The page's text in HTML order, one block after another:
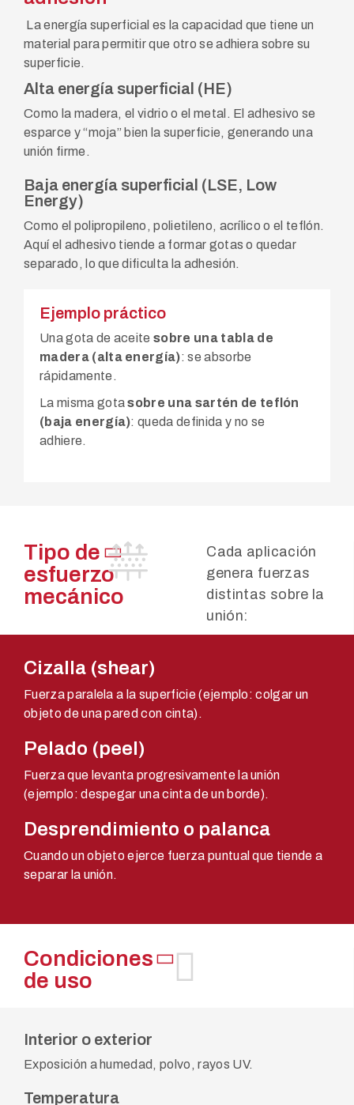
La energía superficial es la capacidad que tiene un
material para permitir que otro se adhiera sobre su
superficie.
Alta energía superficial (HE)
Como la madera, el vidrio o el metal. El adhesivo se
esparce y “moja” bien la superficie, generando una
unión firme.
Baja energía superficial (LSE, Low
Energy)
Como el polipropileno, polietileno, acrílico o el teflón.
Aquí el adhesivo tiende a formar gotas o quedar
separado, lo que dificulta la adhesión.
Ejemplo práctico
Una gota de aceitesobre una tabla de
madera (alta energía): se absorbe
rápidamente.
La misma gotasobre una sartén de teflón
(baja energía): queda definida y no se
adhiere.
Tipo de
esfuerzo
mecánico
Cada aplicación
genera fuerzas
distintas sobre la
unión:
Cizalla (shear)
Fuerza paralela a la superficie (ejemplo: colgar un
objeto de una pared con cinta).
Pelado (peel)
Fuerza que levanta progresivamente la unión
(ejemplo: despegar una cinta de un borde).
Desprendimiento o palanca
Cuando un objeto ejerce fuerza puntual que tiende a
separar la unión.
Condiciones
de uso
Interior o exterior
Exposición a humedad, polvo, rayos UV.
Temperatura